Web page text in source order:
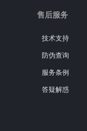
技术支持
防伪查询
服务条例
答疑解惑
售后服务